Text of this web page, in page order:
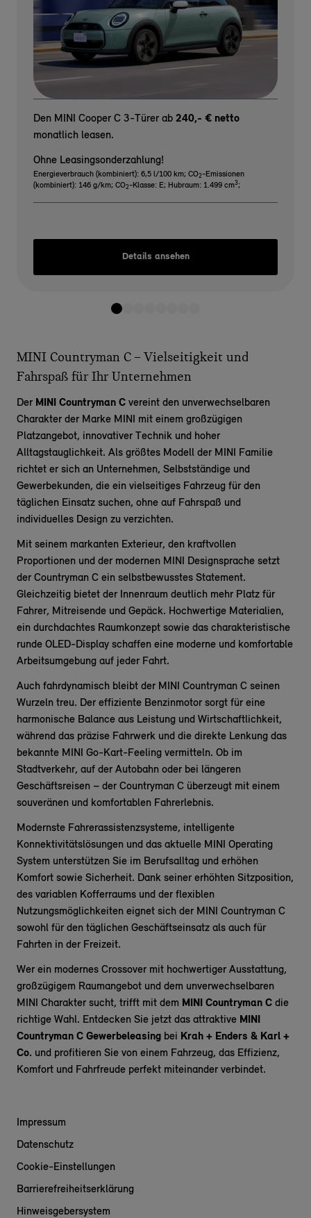
Den MINI Cooper C 3-Türer ab 240,- € netto
monatlich leasen.
Ohne Leasingsonderzahlung!
Energieverbrauch (kombiniert): 6,5 l/100 km; CO2 -Emissionen
(kombiniert): 146 g/km; CO2 -Klasse: E; Hubraum: 1.499 cm3;
Details ansehen
MINI Countryman C – Vielseitigkeit und
Fahrspaß für Ihr Unternehmen
Der MINI Countryman C vereint den unverwechselbaren
Charakter der Marke MINI mit einem großzügigen
Platzangebot, innovativer Technik und hoher
Alltagstauglichkeit. Als größtes Modell der MINI Familie
richtet er sich an Unternehmen, Selbstständige und
Gewerbekunden, die ein vielseitiges Fahrzeug für den
täglichen Einsatz suchen, ohne auf Fahrspaß und
individuelles Design zu verzichten.
Mit seinem markanten Exterieur, den kraftvollen
Proportionen und der modernen MINI Designsprache setzt
der Countryman C ein selbstbewusstes Statement.
Gleichzeitig bietet der Innenraum deutlich mehr Platz für
Fahrer, Mitreisende und Gepäck. Hochwertige Materialien,
ein durchdachtes Raumkonzept sowie das charakteristische
runde OLED-Display schaffen eine moderne und komfortable
Arbeitsumgebung auf jeder Fahrt.
Auch fahrdynamisch bleibt der MINI Countryman C seinen
Wurzeln treu. Der effiziente Benzinmotor sorgt für eine
harmonische Balance aus Leistung und Wirtschaftlichkeit,
während das präzise Fahrwerk und die direkte Lenkung das
bekannte MINI Go-Kart-Feeling vermitteln. Ob im
Stadtverkehr, auf der Autobahn oder bei längeren
Geschäftsreisen – der Countryman C überzeugt mit einem
souveränen und komfortablen Fahrerlebnis.
Modernste Fahrerassistenzsysteme, intelligente
Konnektivitätslösungen und das aktuelle MINI Operating
System unterstützen Sie im Berufsalltag und erhöhen
Komfort sowie Sicherheit. Dank seiner erhöhten Sitzposition,
des variablen Kofferraums und der flexiblen
Nutzungsmöglichkeiten eignet sich der MINI Countryman C
sowohl für den täglichen Geschäftseinsatz als auch für
Fahrten in der Freizeit.
Wer ein modernes Crossover mit hochwertiger Ausstattung,
großzügigem Raumangebot und dem unverwechselbaren
MINI Charakter sucht, trifft mit dem MINI Countryman C die
richtige Wahl. Entdecken Sie jetzt das attraktive MINI
Countryman C Gewerbeleasing bei Krah + Enders & Karl +
Co. und profitieren Sie von einem Fahrzeug, das Effizienz,
Komfort und Fahrfreude perfekt miteinander verbindet.
Impressum
Datenschutz
Cookie-Einstellungen
Barrierefreiheitserklärung
Hinweisgebersystem